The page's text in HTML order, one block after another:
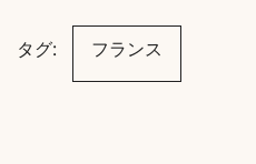
タグ: フランス